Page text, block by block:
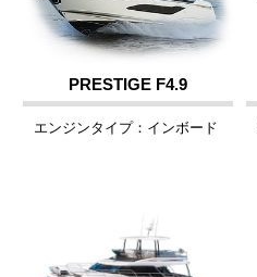
PRESTIGE F4.9
エンジンタイプ：インボード